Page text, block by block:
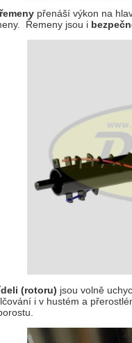
přenáší výkon na
Řemeny jsou i
(rotoru) jsou volně
i v hustém a